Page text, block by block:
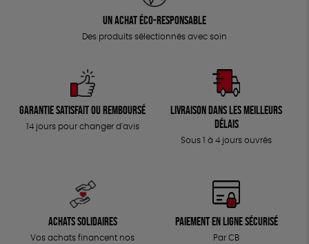
Un achat éco-responsable
Des produits sélectionnés avec soin
Garantie satisfait ou remboursé
14 jours pour changer d'avis
Livraison dans les meilleurs
délais
Sous 1 à 4 jours ouvrés
Achats solidaires
Vos achats financent nos
Paiement en ligne sécurisé
Par CB